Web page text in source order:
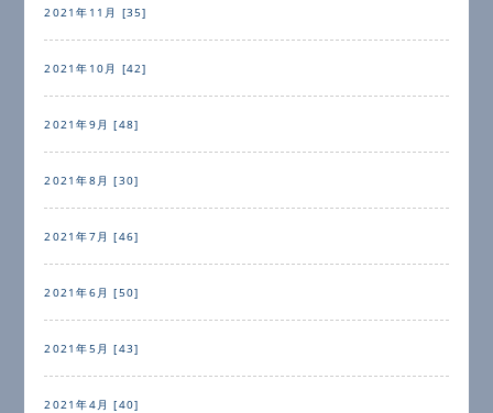
2021年11月 [35]
2021年10月 [42]
2021年9月 [48]
2021年8月 [30]
2021年7月 [46]
2021年6月 [50]
2021年5月 [43]
2021年4月 [40]